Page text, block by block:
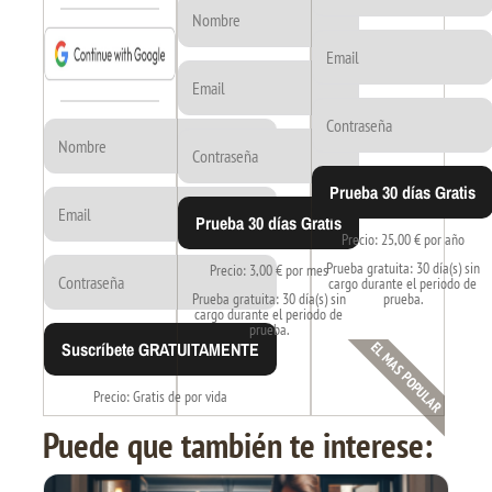
Suscríbete GRATUITAMENTE
Precio: Gratis de por vida
Prueba 30 días Gratis
Precio: 3,00 € por mes
Prueba gratuita: 30 día(s) sin
cargo durante el periodo de
prueba.
Prueba 30 días Gratis
Precio: 25,00 € por año
Prueba gratuita: 30 día(s) sin
cargo durante el periodo de
prueba.
EL MAS POPULAR
Puede que también te interese: